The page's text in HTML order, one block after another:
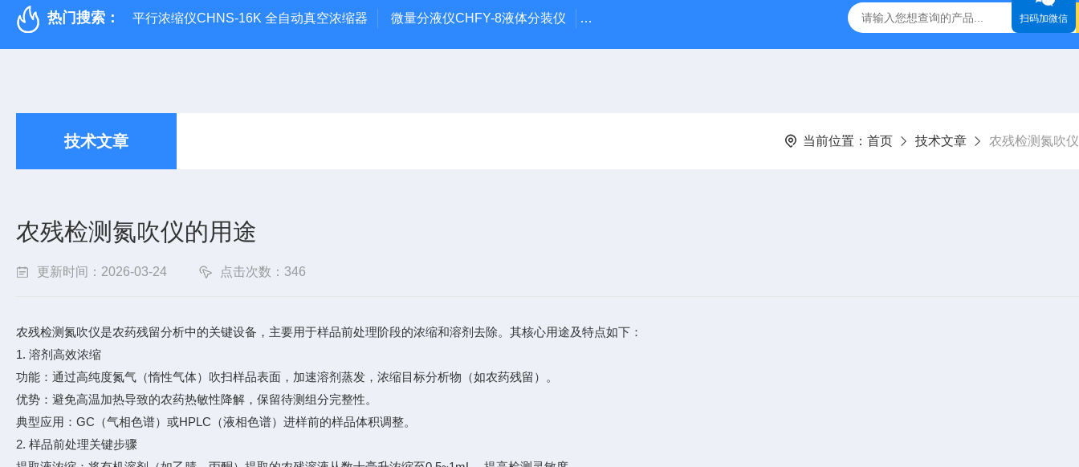
热门搜索： 平行浓缩仪CHNS-16K 全自动真空浓缩器 微量分液仪CHFY-8液体分装仪 全自动放射性水样蒸发浓缩赶酸仪ZDGS-8 厌氧手套箱YQX-I半自动厌氧培养箱
技术文章 当前位置： 首页 技术文章 农残检测氮吹
农残检测氮吹仪的用途
更新时间：2026-03-24 点击次数：346
农残检测氮吹仪是农药残留分析中的关键设备，主要用于样品前处理阶段的浓缩和溶剂去除。其核心用途及特点如下：
1. 溶剂高效浓缩
功能：通过高纯度氮气（惰性气体）吹扫样品表面，加速溶剂蒸发，浓缩目标分析物（如农药残留）。
优势：避免高温加热导致的农药热敏性降解，保留待测组分完整性。
典型应用：GC（气相色谱）或HPLC（液相色谱）进样前的样品体积调整。
2. 样品前处理关键步骤
扫码加微信